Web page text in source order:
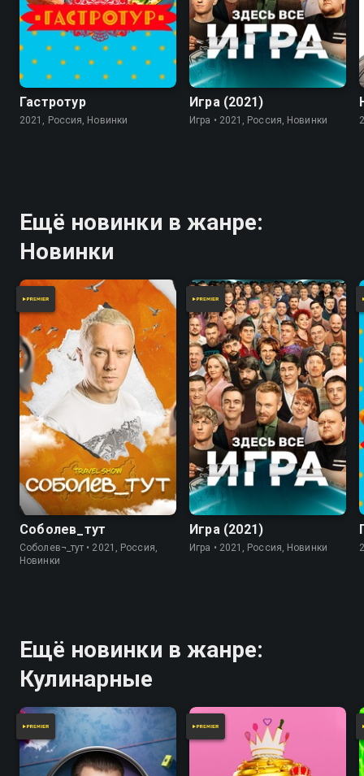
Гастротур
2021, Россия, Новинки
7.8
Игра (2021)
Игра • 2021, Россия, Новинки
Ещё новинки в жанре:
Новинки
Соболев_тут
Соболев¬_тут • 2021, Россия,
Новинки
7.8
Игра (2021)
Игра • 2021, Россия, Новинки
Ещё новинки в жанре:
Кулинарные